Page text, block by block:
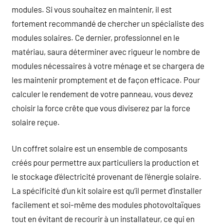
modules. Si vous souhaitez en maintenir, il est
fortement recommandé de chercher un spécialiste des
modules solaires. Ce dernier, professionnel en le
matériau, saura déterminer avec rigueur le nombre de
modules nécessaires à votre ménage et se chargera de
les maintenir promptement et de façon efficace. Pour
calculer le rendement de votre panneau, vous devez
choisir la force crête que vous diviserez par la force
solaire reçue.
Un coffret solaire est un ensemble de composants
créés pour permettre aux particuliers la production et
le stockage d’électricité provenant de l’énergie solaire.
La spécificité d’un kit solaire est qu’il permet d’installer
facilement et soi-même des modules photovoltaïques
tout en évitant de recourir à un installateur, ce qui en